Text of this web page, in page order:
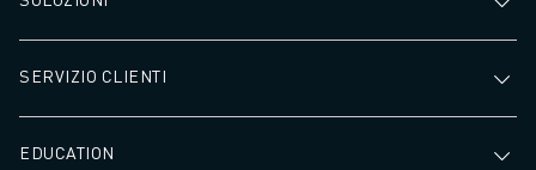
SERVIZIO CLIENTI
EDUCATION